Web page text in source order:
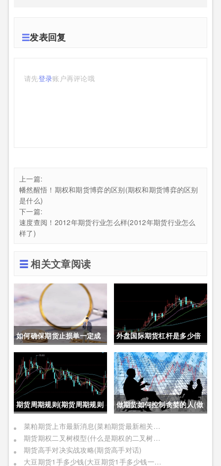
发表回复
请先登录账户再评论哦
上一篇:
幡然醒悟！期权和期货博弈的区别(期权和期货博弈的区别
是什么)
下一篇:
速度查阅！2012年期货行业怎么样(2012年期货行业怎么
样了)
相关文章阅读
如何确保期货止损单一定成
交成功(如何确保期货止损单
一定成交成功呢)
外盘国际期货杠杆是多少倍
(外盘国际期货杠杆是多少倍
的)
期货周期规则(期货周期规则
是什么)
做期货如何控制贪婪的人(做
期货如何控制贪婪的人呢)
菜粕期货上市最新消息(菜粕期货最新相关信息)
期货期权二叉树模型(什么是期权的二叉树模型)
期货高手对决实战攻略(期货高手对话)
大豆期货1手多少钱(大豆期货1手多少钱一个)